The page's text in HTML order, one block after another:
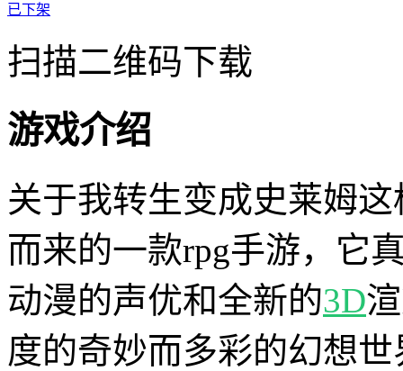
已下架
扫描二维码下载
游戏介绍
关于我转生变成史莱姆
而来的一款rpg手游，它
动漫的声优和全新的3D
度的奇妙而多彩的幻想